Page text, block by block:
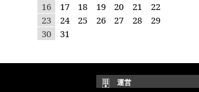
16
17 18 19 20 21
22
23
24 25 26 27 28
29
30
31
運営